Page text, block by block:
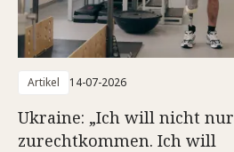
Artikel 14-07-2026
Ukraine: „Ich will nicht nur
zurechtkommen. Ich will